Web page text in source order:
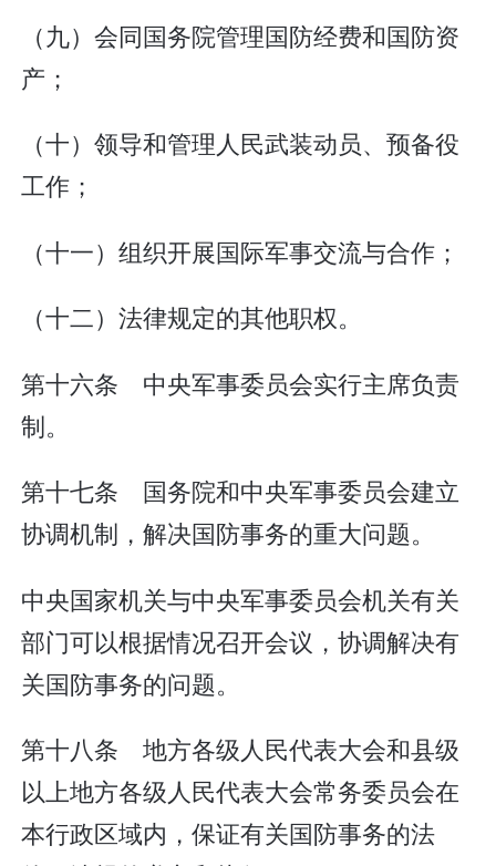
（九）会同国务院管理国防经费和国防资
产；
（十）领导和管理人民武装动员、预备役
工作；
（十一）组织开展国际军事交流与合作；
（十二）法律规定的其他职权。
第十六条 中央军事委员会实行主席负责
制。
第十七条 国务院和中央军事委员会建立
协调机制，解决国防事务的重大问题。
中央国家机关与中央军事委员会机关有关
部门可以根据情况召开会议，协调解决有
关国防事务的问题。
第十八条 地方各级人民代表大会和县级
以上地方各级人民代表大会常务委员会在
本行政区域内，保证有关国防事务的法